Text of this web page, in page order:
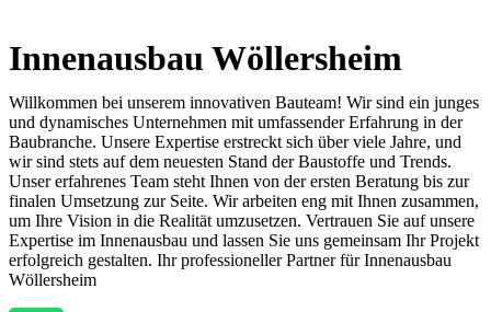
Innenausbau Wöllersheim
Willkommen bei unserem innovativen Bauteam! Wir sind ein junges
und dynamisches Unternehmen mit umfassender Erfahrung in der
Baubranche. Unsere Expertise erstreckt sich über viele Jahre, und
wir sind stets auf dem neuesten Stand der Baustoffe und Trends.
Unser erfahrenes Team steht Ihnen von der ersten Beratung bis zur
finalen Umsetzung zur Seite. Wir arbeiten eng mit Ihnen zusammen,
um Ihre Vision in die Realität umzusetzen. Vertrauen Sie auf unsere
Expertise im Innenausbau und lassen Sie uns gemeinsam Ihr Projekt
erfolgreich gestalten. Ihr professioneller Partner für Innenausbau
Wöllersheim